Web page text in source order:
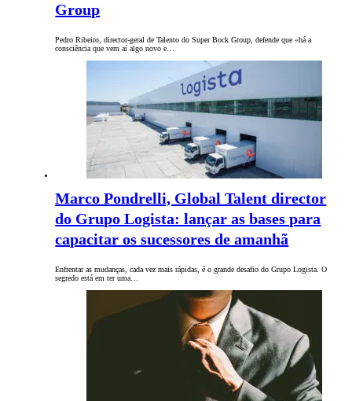
Group
Pedro Ribeiro, director-geral de Talento do Super Bock Group, defende que «há a
consciência que vem aí algo novo e…
Marco Pondrelli, Global Talent director
do Grupo Logista: lançar as bases para
capacitar os sucessores de amanhã
Enfrentar as mudanças, cada vez mais rápidas, é o grande desafio do Grupo Logista. O
segredo está em ter uma…